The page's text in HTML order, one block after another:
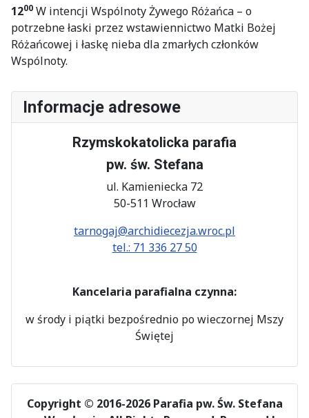
Informacje adresowe
Rzymskokatolicka parafia
pw. św. Stefana
ul. Kamieniecka 72
50-511 Wrocław
tarnogaj@archidiecezja.wroc.pl
tel.: 71 336 27 50
Kancelaria parafialna czynna:
w środy i piątki bezpośrednio po wieczornej Mszy
Świętej
1200 W intencji Wspólnoty Żywego Różańca – o
potrzebne łaski przez wstawiennictwo Matki Bożej
Różańcowej i łaskę nieba dla zmarłych członków
Wspólnoty.
Copyright © 2016-2026 Parafia pw. Św. Stefana